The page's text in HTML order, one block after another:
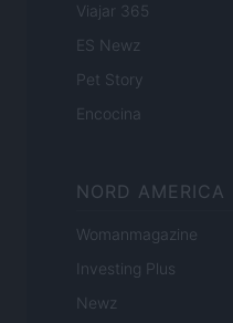
Viajar 365
ES Newz
Pet Story
Encocina
NORD AMERICA
Womanmagazine
Investing Plus
Newz